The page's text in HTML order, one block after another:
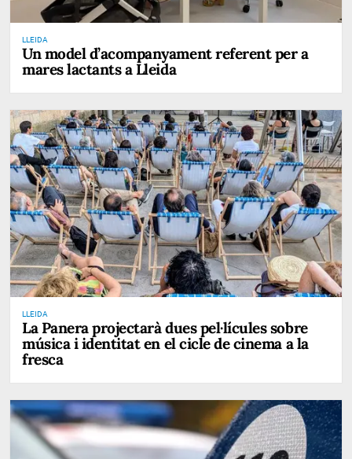
LLEIDA
Un model d’acompanyament referent per a
mares lactants a Lleida
LLEIDA
La Panera projectarà dues pel·lícules sobre
música i identitat en el cicle de cinema a la
fresca